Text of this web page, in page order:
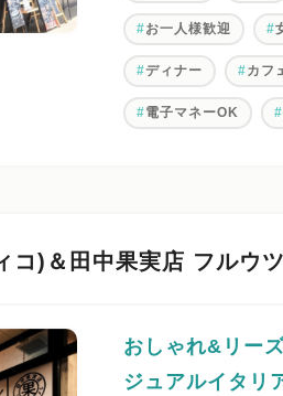
お一人様歓迎
ディナー カフ
電子マネーOK
コ)＆田中果実店 フルウ
おしゃれ&リー
ジュアルイタリ